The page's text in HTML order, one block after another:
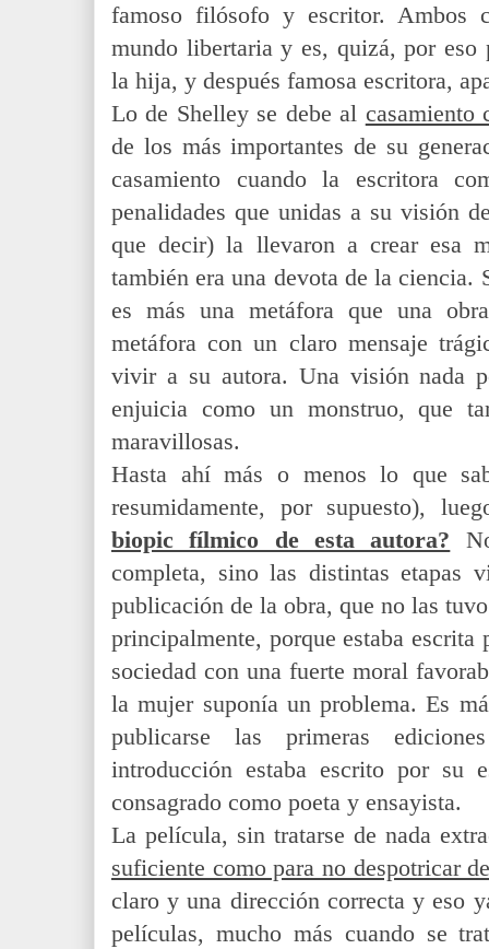
famoso filósofo y escritor. Ambos
mundo libertaria y es, quizá, por
la hija, y después famosa escritora,
Lo de Shelley se debe al casamiento
de los más importantes de su
casamiento cuando la escritora
penalidades que unidas a su visión
que decir) la llevaron a crear esa
también era una devota de la ciencia.
es más una metáfora que una
metáfora con un claro mensaje
vivir a su autora. Una visión nada
enjuicia como un monstruo, que
maravillosas.
Hasta ahí más o menos lo que
resumidamente, por supuesto),
biopic fílmico de esta autora?
completa, sino las distintas etapas
publicación de la obra, que no las
principalmente, porque estaba escrita
sociedad con una fuerte moral
la mujer suponía un problema. Es
publicarse las primeras
introducción estaba escrito por su
consagrado como poeta y ensayista.
La película, sin tratarse de nada
suficiente como para no despotricar
claro y una dirección correcta y eso
películas, mucho más cuando se